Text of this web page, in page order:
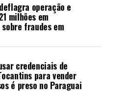
operação e
milhões em
fraudes em
credenciais de
para vender
é preso no Paraguai